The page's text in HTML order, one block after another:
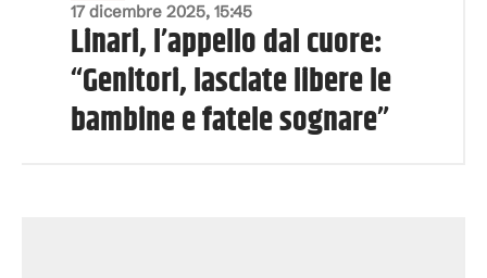
17 dicembre 2025, 15:45
Linari, l’appello dal cuore:
“Genitori, lasciate libere le
bambine e fatele sognare”